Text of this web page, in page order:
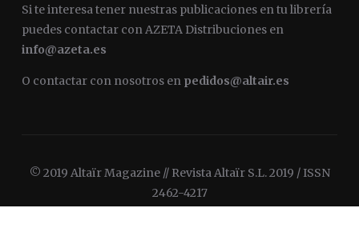
Si te interesa tener nuestras publicaciones en tu librería
puedes contactar con AZETA Distribuciones en
info@azeta.es
O contactar con nosotros en pedidos@altair.es
© 2019 Altaïr Magazine // Revista Altaïr S.L. 2019 / ISSN
2462-4217